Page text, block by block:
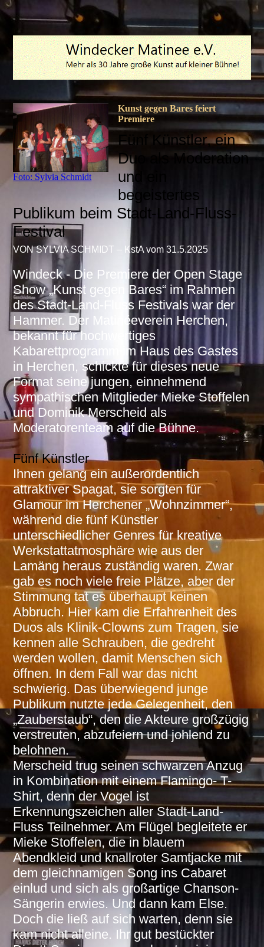
Foto: Sylvia Schmidt
Kunst gegen Bares feiert
Premiere
Fünf Künstler, ein
Duo als Moderation
und ein
begeistertes
Publikum beim Stadt-Land-Fluss-
Festival
VON SYLVIA SCHMIDT – KstA vom 31.5.2025
Windeck - Die Premiere der Open Stage
Show „Kunst gegen Bares“ im Rahmen
des Stadt-Land-Fluss Festivals war der
Hammer. Der Matinéeverein Herchen,
bekannt für hochwertiges
Kabarettprogramm im Haus des Gastes
in Herchen, schickte für dieses neue
Format seine jungen, einnehmend
sympathischen Mitglieder Mieke Stoffelen
und Dominik Merscheid als
Moderatorenteam auf die Bühne.
Fünf Künstler
Ihnen gelang ein außerordentlich
attraktiver Spagat, sie sorgten für
Glamour im Herchener „Wohnzimmer“,
während die fünf Künstler
unterschiedlicher Genres für kreative
Werkstattatmosphäre wie aus der
Lamäng heraus zuständig waren. Zwar
gab es noch viele freie Plätze, aber der
Stimmung tat es überhaupt keinen
Abbruch. Hier kam die Erfahrenheit des
Duos als Klinik-Clowns zum Tragen, sie
kennen alle Schrauben, die gedreht
werden wollen, damit Menschen sich
öffnen. In dem Fall war das nicht
schwierig. Das überwiegend junge
Publikum nutzte jede Gelegenheit, den
„Zauberstaub“, den die Akteure großzügig
verstreuten, abzufeiern und johlend zu
belohnen.
Merscheid trug seinen schwarzen Anzug
in Kombination mit einem Flamingo- T-
Shirt, denn der Vogel ist
Erkennungszeichen aller Stadt-Land-
Fluss Teilnehmer. Am Flügel begleitete er
Mieke Stoffelen, die in blauem
Abendkleid und knallroter Samtjacke mit
dem gleichnamigen Song ins Cabaret
einlud und sich als großartige Chanson-
Sängerin erwies. Und dann kam Else.
Doch die ließ auf sich warten, denn sie
kam nicht alleine. Ihr gut bestückter